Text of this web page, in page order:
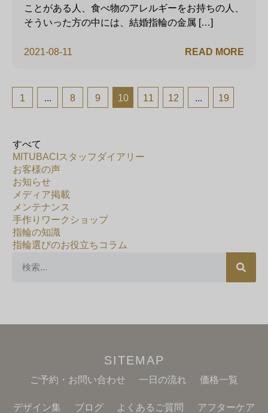
2021-08-11
ことがある人、食べ物のアレルギーをお持ちの人、
そういった方の中には、結婚指輪の金属 […]
READ MORE
1 ... 8 9 10 11 12 ... 19
MITUBACIスタッフダイアリー
お客様の声
お知らせ
メディア掲載
メンテナンス
手作りワークショップ
指輪の知識
指輪選びのお役立ちコラム
すべて
SITEMAP
ご予約・お問い合わせ 一日の流れ 価格一覧
デザイン集 ブログ よくあるご質問 アフターケア